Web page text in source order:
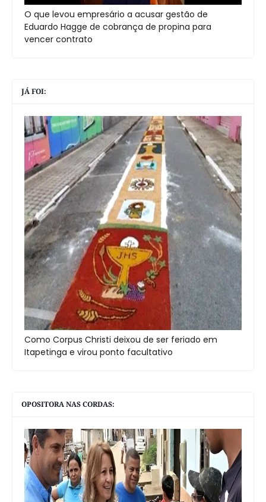
O que levou empresário a acusar gestão de
Eduardo Hagge de cobrança de propina para
vencer contrato
JÁ FOI:
Como Corpus Christi deixou de ser feriado em
Itapetinga e virou ponto facultativo
OPOSITORA NAS CORDAS: